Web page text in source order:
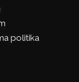
politika